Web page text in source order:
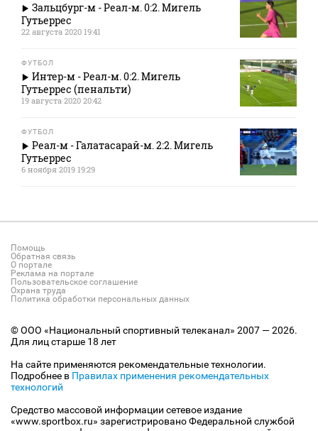
Зальцбург-м - Реал-м. 0:2. Мигель
Гутьеррес
22 августа 2020 19:41
ФУТБОЛ
Интер-м - Реал-м. 0:2. Мигель
Гутьеррес (пенальти)
19 августа 2020 20:42
ФУТБОЛ
Реал-м - Галатасарай-м. 2:2. Мигель
Гутьеррес
6 ноября 2019 19:29
Помощь
Обратная связь
О портале
Реклама на портале
Пользовательское соглашение
Охрана труда
Политика обработки персональных данных
© ООО «Национальный спортивный телеканал» 2007 — 2026.
Для лиц старше 18 лет
На сайте применяются рекомендательные технологии.
Подробнее в Правилах применения рекомендательных
технологий
Средство массовой информации сетевое издание
«www.sportbox.ru» зарегистрировано Федеральной службой